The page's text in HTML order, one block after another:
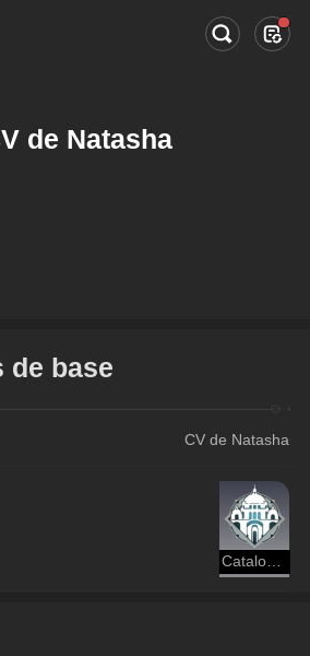
de Natasha
de base
CV de Natasha
Catalogue de curiosités du Musée de l'Hiver éternel